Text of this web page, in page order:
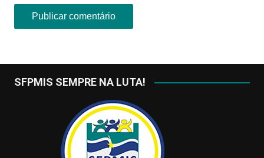
SFPMIS SEMPRE NA LUTA!